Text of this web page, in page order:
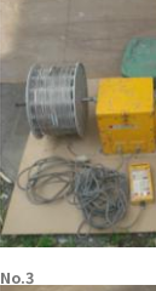
No.3